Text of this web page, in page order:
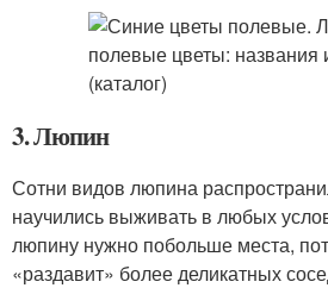
3. Люпин
Сотни видов люпина
научились выживать в любых
люпину нужно побольше места,
«раздавит» более деликатных